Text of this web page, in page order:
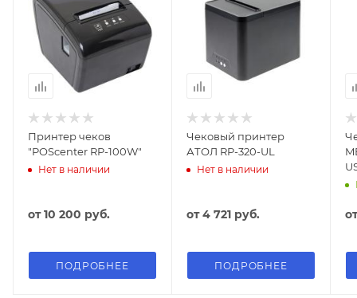
Принтер чеков
"POScenter RP-100W"
Нет в наличии
от10 200 руб.
ПОДРОБНЕЕ
Чековый принтер
АТОЛ RP-320-UL
Нет в наличии
от4 721 руб.
ПОДРОБНЕЕ